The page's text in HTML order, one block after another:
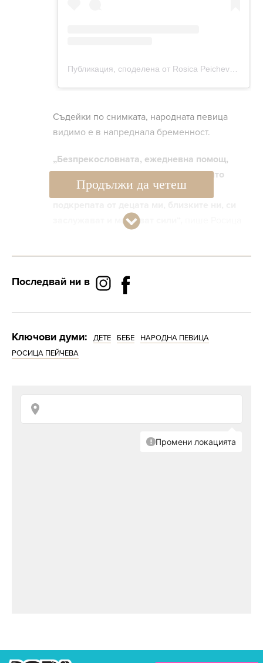
Съдейки по снимката, народната певица
видимо е в напреднала бременност.
„Безпрекословната, ежедневна помощ,
топлите думи и голямата радост, която
„чета“ в очите на моя съпруг Ники,
заслужават и ми дават сили“,
Продължи да четеш
Последвай ни в
Ключови думи: ДЕТЕ БЕБЕ
НАРОДНА ПЕВИЦА
РОСИЦА ПЕЙЧЕВА